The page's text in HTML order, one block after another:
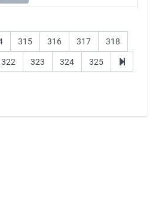
315 316 317 318
322 323 324 325